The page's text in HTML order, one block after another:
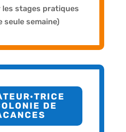
les stages pratiques
seule semaine)
DE